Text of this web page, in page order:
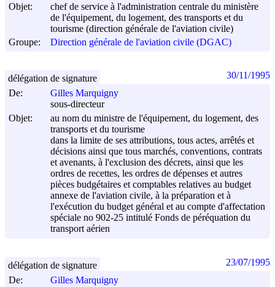
Objet:
chef de service à l'administration centrale du ministère
de l'équipement, du logement, des transports et du
tourisme (direction générale de l'aviation civile)
Groupe:
Direction générale de l'aviation civile (DGAC)
De:
Gilles Marquigny
sous-directeur
Objet:
au nom du ministre de l'équipement, du logement, des
transports et du tourisme
dans la limite de ses attributions, tous actes, arrêtés et
décisions ainsi que tous marchés, conventions, contrats
et avenants, à l'exclusion des décrets, ainsi que les
ordres de recettes, les ordres de dépenses et autres
pièces budgétaires et comptables relatives au budget
annexe de l'aviation civile, à la préparation et à
l'exécution du budget général et au compte d'affectation
spéciale no 902-25 intitulé Fonds de péréquation du
transport aérien
délégation de signature 30/11/1995
De:
Gilles Marquigny
délégation de signature 23/07/1995